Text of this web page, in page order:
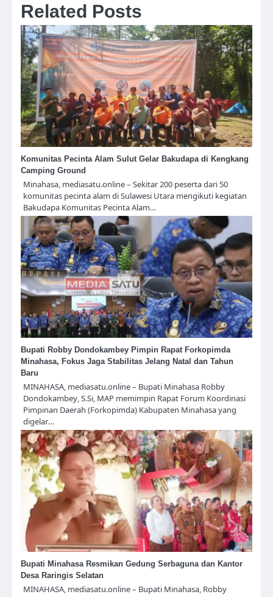
Related Posts
Komunitas Pecinta Alam Sulut Gelar Bakudapa di Kengkang
Camping Ground
Minahasa, mediasatu.online – Sekitar 200 peserta dari 50
komunitas pecinta alam di Sulawesi Utara mengikuti kegiatan
Bakudapa Komunitas Pecinta Alam…
Bupati Robby Dondokambey Pimpin Rapat Forkopimda
Minahasa, Fokus Jaga Stabilitas Jelang Natal dan Tahun
Baru
MINAHASA, mediasatu.online – Bupati Minahasa Robby
Dondokambey, S.Si, MAP memimpin Rapat Forum Koordinasi
Pimpinan Daerah (Forkopimda) Kabupaten Minahasa yang
digelar…
Bupati Minahasa Resmikan Gedung Serbaguna dan Kantor
Desa Raringis Selatan
MINAHASA, mediasatu.online – Bupati Minahasa, Robby